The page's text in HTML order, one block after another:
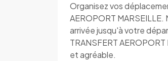
Organisez vos
AEROPORT
arrivée jusqu'à votre
TRANSFERT
et agréable.